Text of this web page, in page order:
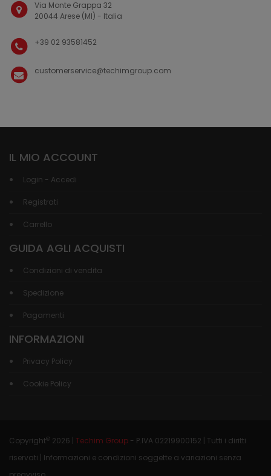
Via Monte Grappa 32
20044 Arese (MI) - Italia
+39 02 93581452
customerservice@techimgroup.com
IL MIO ACCOUNT
Login - Accedi
Registrati
Carrello
GUIDA AGLI ACQUISTI
Condizioni di vendita
Spedizione
Pagamenti
INFORMAZIONI
Privacy Policy
Cookie Policy
Copyright© 2026 | Techim Group - P.IVA 02219900152 | Tutti i diritti
riservati | Informazioni e condizioni soggette a variazioni senza